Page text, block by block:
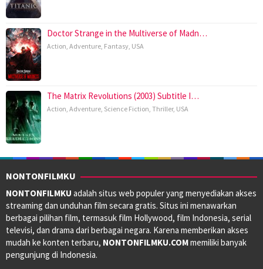
Doctor Strange in the Multiverse of Madn…
Action, Adventure, Fantasy, USA
The Matrix Revolutions (2003) Subtitle I…
Action, Adventure, Science Fiction, Thriller, USA
NONTONFILMKU
NONTONFILMKU adalah situs web populer yang menyediakan akses
streaming dan unduhan film secara gratis. Situs ini menawarkan
berbagai pilihan film, termasuk film Hollywood, film Indonesia, serial
televisi, dan drama dari berbagai negara. Karena memberikan akses
mudah ke konten terbaru, NONTONFILMKU.COMmemiliki banyak
pengunjung di Indonesia.